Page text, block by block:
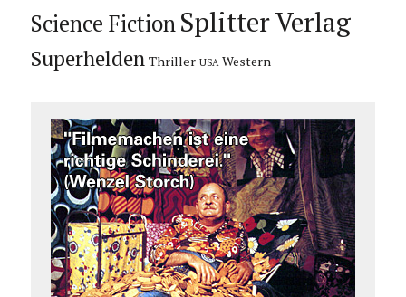
Science Fiction Splitter Verlag
Superhelden Thriller USA Western